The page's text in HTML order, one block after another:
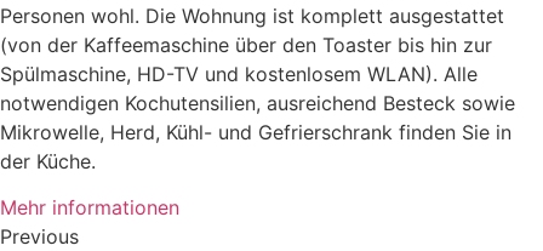
Personen wohl. Die Wohnung ist komplett ausgestattet
(von der Kaffeemaschine über den Toaster bis hin zur
Spülmaschine, HD-TV und kostenlosem WLAN). Alle
notwendigen Kochutensilien, ausreichend Besteck sowie
Mikrowelle, Herd, Kühl- und Gefrierschrank finden Sie in
der Küche.
Mehr informationen
Previous